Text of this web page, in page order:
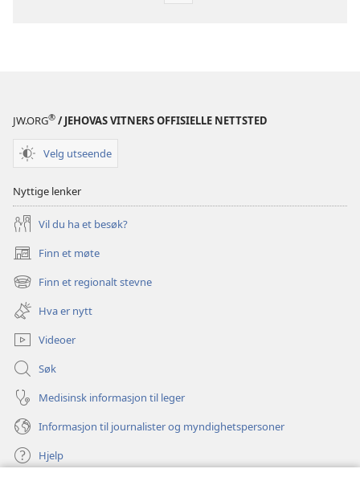
1. februar
JW.ORG® / JEHOVAS VITNERS OFFISIELLE NETTSTED
Velg utseende
Nyttige lenker
Vil du ha et besøk?
Finn et møte
(åpner
nytt
vindu)
Finn et regionalt stevne
(åpner
nytt
vindu)
Hva er nytt
Videoer
Søk
Medisinsk informasjon til leger
Informasjon til journalister og myndighetspersoner
Hjelp